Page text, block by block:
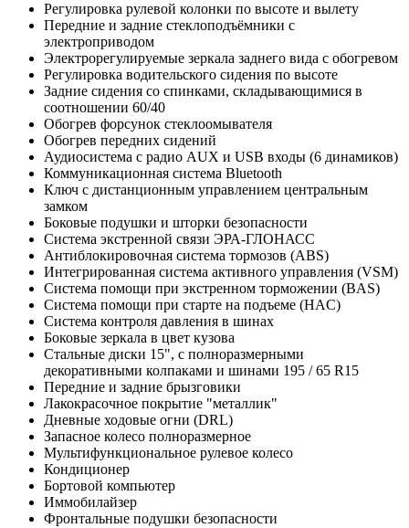
Регулировка рулевой колонки по высоте и вылету
Передние и задние стеклоподъёмники с
электроприводом
Электрорегулируемые зеркала заднего вида с обогревом
Регулировка водительского сидения по высоте
Задние сидения со спинками, складывающимися в
соотношении 60/40
Обогрев форсунок стеклоомывателя
Обогрев передних сидений
Аудиосистема с радио AUX и USB входы (6 динамиков)
Коммуникационная система Bluetooth
Ключ с дистанционным управлением центральным
замком
Боковые подушки и шторки безопасности
Система экстренной связи ЭРА-ГЛОНАСС
Антиблокировочная система тормозов (ABS)
Интегрированная система активного управления (VSM)
Система помощи при экстренном торможении (BAS)
Система помощи при старте на подъеме (HAC)
Система контроля давления в шинах
Боковые зеркала в цвет кузова
Стальные диски 15", с полноразмерными
декоративными колпаками и шинами 195 / 65 R15
Передние и задние брызговики
Лакокрасочное покрытие "металлик"
Дневные ходовые огни (DRL)
Запасное колесо полноразмерное
Мультифункциональное рулевое колесо
Кондиционер
Бортовой компьютер
Иммобилайзер
Фронтальные подушки безопасности